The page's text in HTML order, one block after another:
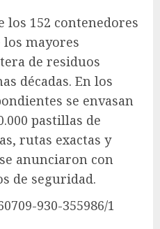
los 152 contenedores
los mayores
de residuos
décadas. En los
se envasan
pastillas de
rutas exactas y
anunciaron con
de seguridad.
930-355986/1